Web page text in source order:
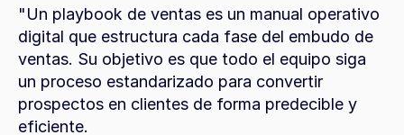
"Un playbook de ventas es un manual operativo
digital que estructura cada fase del embudo de
ventas. Su objetivo es que todo el equipo siga
un proceso estandarizado para convertir
prospectos en clientes de forma predecible y
eficiente.